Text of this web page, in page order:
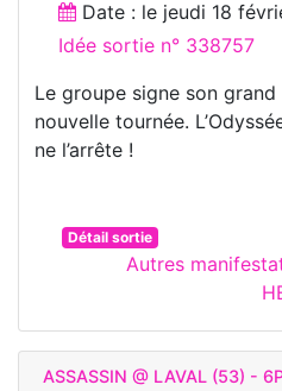
Date : le jeudi 18
Idée sortie n° 338757
Le groupe signe son
nouvelle tournée.
ne l’arrête !
Détail sortie
Autres
ASSASSIN @ LAVAL (53) -